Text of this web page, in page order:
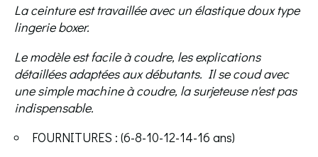
La ceinture est travaillée avec un élastique doux type
lingerie boxer.
Le modèle est facile à coudre, les explications
détaillées adaptées aux débutants. Il se coud avec
une simple machine à coudre, la surjeteuse n'est pas
indispensable.
FOURNITURES : (6-8-10-12-14-16 ans)